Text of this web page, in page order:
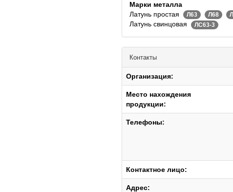
Марки металла
Латунь простая
Л63 Л68
Латунь свинцовая ЛС63-3
Контакты
Организация:
Место нахождения
продукции:
Телефоны:
Контактное лицо:
Адрес: